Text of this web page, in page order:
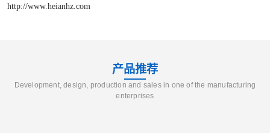
http://www.heianhz.com
产品推荐
Development, design, production and sales in one of the manufacturing
enterprises